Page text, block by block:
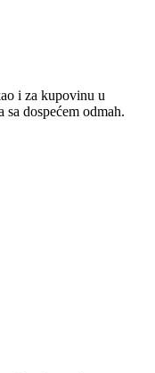
i za kupovinu u
dospećem odmah.